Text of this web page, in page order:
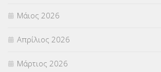
ΣΕΜΙΝΑΡΙΑ – ΗΜΕΡΙΔΕΣ
ΣΕΠ(50)
ΣΤΕΛΕΧΗ (360)
Μάιος 2026
Απρίλιος 2026
Μάρτιος 2026